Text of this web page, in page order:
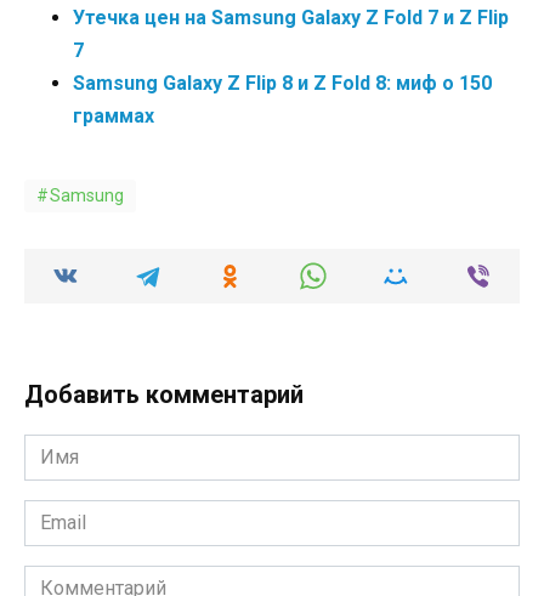
Утечка цен на Samsung Galaxy Z Fold 7 и Z Flip
7
Samsung Galaxy Z Flip 8 и Z Fold 8: миф о 150
граммах
Samsung
Добавить комментарий
Имя
*
Email
*
Комментарий